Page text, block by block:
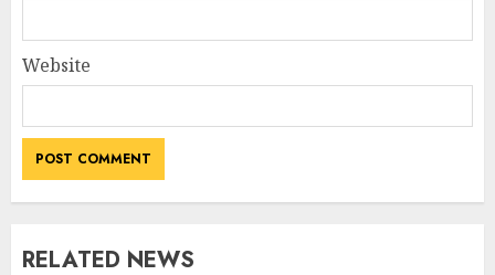
Website
RELATED NEWS